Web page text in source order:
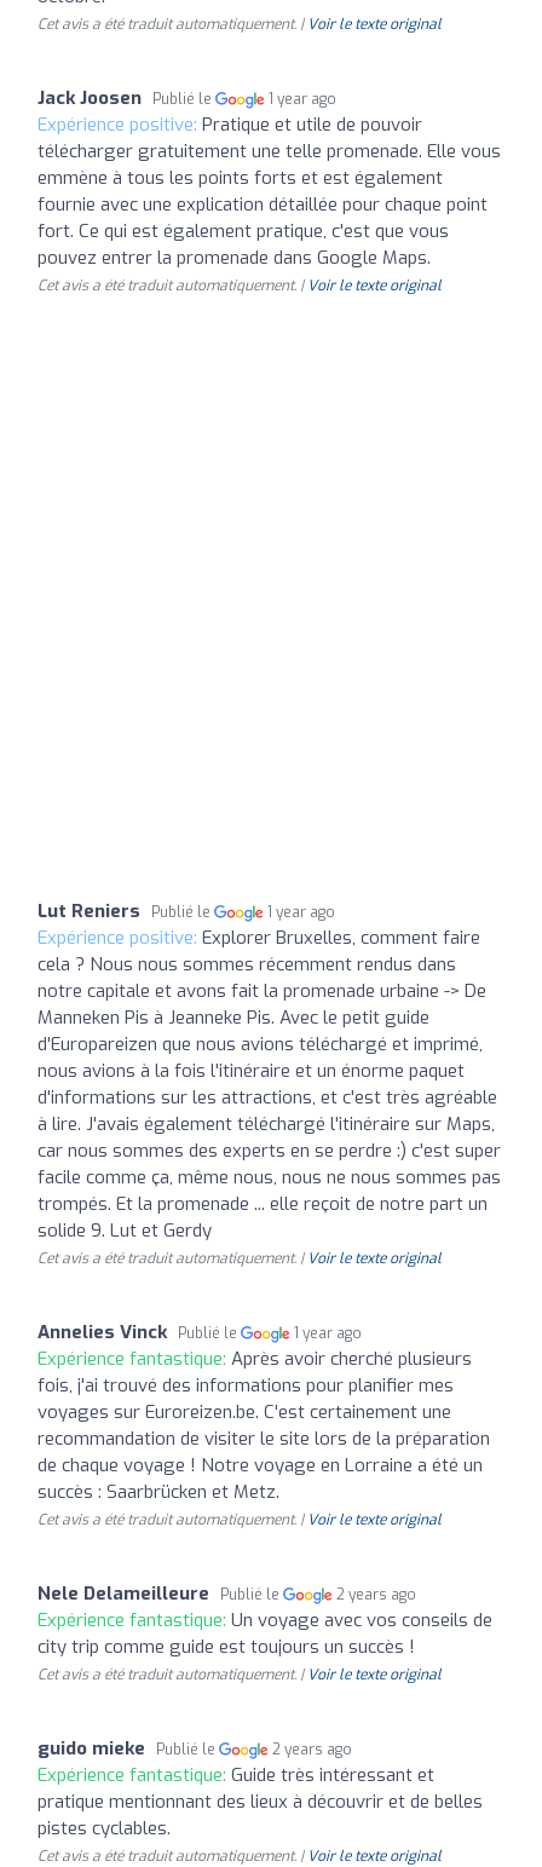
Cet avis a été traduit automatiquement. | Voir le texte original
Jack Joosen Publié le 1 year ago
Expérience positive: Pratique et utile de pouvoir
télécharger gratuitement une telle promenade. Elle vous
emmène à tous les points forts et est également
fournie avec une explication détaillée pour chaque point
fort. Ce qui est également pratique, c'est que vous
pouvez entrer la promenade dans Google Maps.
Cet avis a été traduit automatiquement. | Voir le texte original
Lut Reniers Publié le 1 year ago
Expérience positive: Explorer Bruxelles, comment faire
cela ? Nous nous sommes récemment rendus dans
notre capitale et avons fait la promenade urbaine -> De
Manneken Pis à Jeanneke Pis. Avec le petit guide
d'Europareizen que nous avions téléchargé et imprimé,
nous avions à la fois l'itinéraire et un énorme paquet
d'informations sur les attractions, et c'est très agréable
à lire. J'avais également téléchargé l'itinéraire sur Maps,
car nous sommes des experts en se perdre :) c'est super
facile comme ça, même nous, nous ne nous sommes pas
trompés. Et la promenade ... elle reçoit de notre part un
solide 9. Lut et Gerdy
Cet avis a été traduit automatiquement. | Voir le texte original
Annelies Vinck Publié le 1 year ago
Expérience fantastique: Après avoir cherché plusieurs
fois, j'ai trouvé des informations pour planifier mes
voyages sur Euroreizen.be. C'est certainement une
recommandation de visiter le site lors de la préparation
de chaque voyage ! Notre voyage en Lorraine a été un
succès : Saarbrücken et Metz.
Cet avis a été traduit automatiquement. | Voir le texte original
Nele Delameilleure Publié le 2 years ago
Expérience fantastique: Un voyage avec vos conseils de
city trip comme guide est toujours un succès !
Cet avis a été traduit automatiquement. | Voir le texte original
guido mieke Publié le 2 years ago
Expérience fantastique: Guide très intéressant et
pratique mentionnant des lieux à découvrir et de belles
pistes cyclables.
Cet avis a été traduit automatiquement. | Voir le texte original